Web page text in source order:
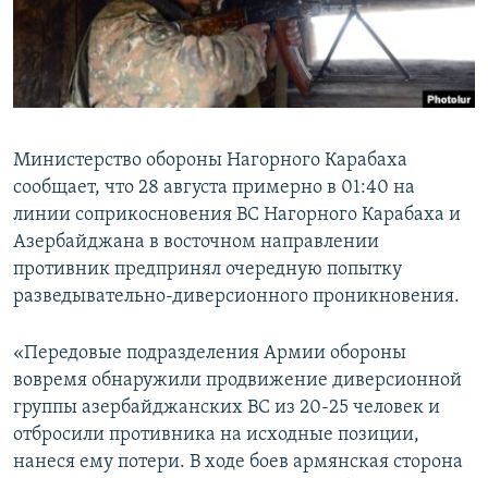
Հայերեն
English
Все сайты Радио Азатутюн
Министерство обороны Нагорного Карабаха
сообщает, что 28 августа примерно в 01:40 на
линии соприкосновения ВС Нагорного Карабаха и
Азербайджана в восточном направлении
противник предпринял очередную попытку
разведывательно-диверсионного проникновения.
«Передовые подразделения Армии обороны
вовремя обнаружили продвижение диверсионной
группы азербайджанских ВС из 20-25 человек и
отбросили противника на исходные позиции,
нанеся ему потери. В ходе боев армянская сторона